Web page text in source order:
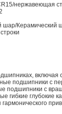
нержавеющая
шар/Керамический
включая
подшипники с
подшипники с
гибкие глубокие